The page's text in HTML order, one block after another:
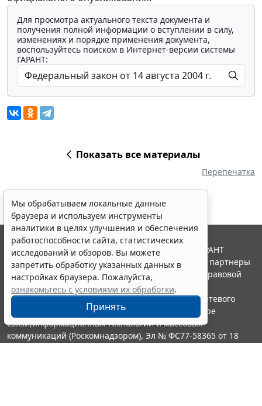
Для просмотра актуального текста документа и
получения полной информации о вступлении в силу,
изменениях и порядке применения документа,
воспользуйтесь поиском в Интернет-версии системы
ГАРАНТ:
Показать все материалы
Перепечатка
Мы обрабатываем локальные данные
браузера и используем инструменты
аналитики в целях улучшения и обеспечения
работоспособности сайта, статистических
исследований и обзоров. Вы можете
запретить обработку указанных данных в
настройках браузера. Пожалуйста,
ознакомьтесь с условиями их обработки.
Принять
© ООО "НПП "ГАРАНТ-СЕРВИС", 2026. Система ГАРАНТ
выпускается с 1990 года. Компания "Гарант" и ее партнеры
являются участниками Российской ассоциации правовой
информации ГАРАНТ.
Портал ГАРАНТ.РУ зарегистрирован в качестве сетевого
издания Федеральной службой по надзору в сфере
связи,информационных технологий и массовых
коммуникаций (Роскомнадзором), Эл № ФС77-58365 от 18